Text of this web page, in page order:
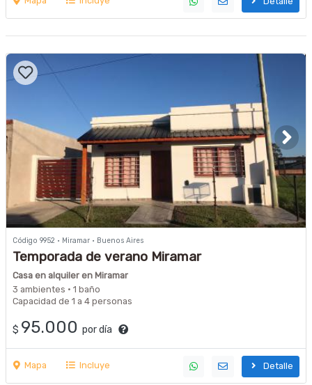
Código 9952 · Miramar · Buenos Aires
Temporada de verano Miramar
Casa en alquiler en Miramar
3 ambientes · 1 baño
Capacidad de 1 a 4 personas
$ 95.000 por día
Mapa Incluye Detalle